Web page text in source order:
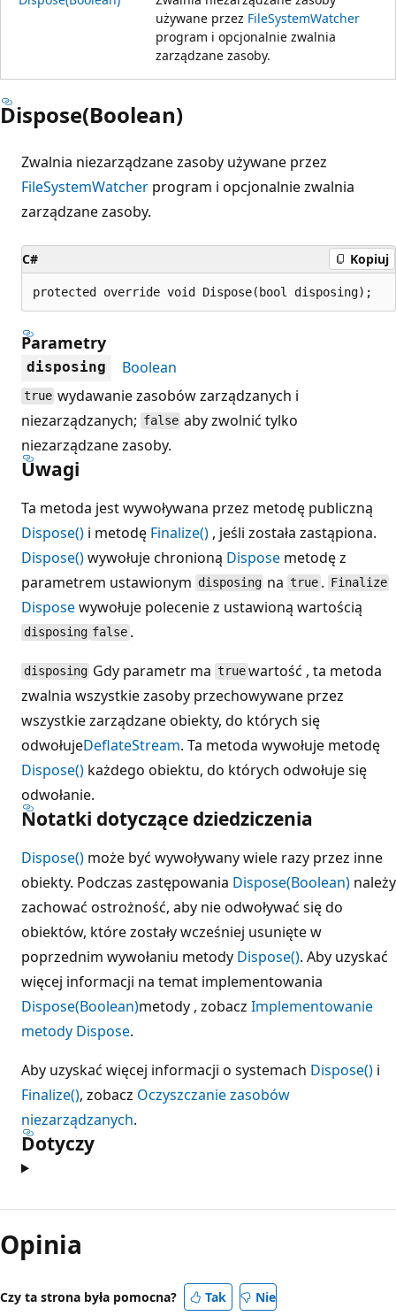
używane przez FileSystemWatcher
program i opcjonalnie zwalnia
zarządzane zasoby.
Dispose(Boolean)
Zwalnia niezarządzane zasoby używane przez
FileSystemWatcher program i opcjonalnie zwalnia
zarządzane zasoby.
C# Kopiuj
protected override void Dispose(bool disposing);
Parametry
disposing Boolean
true wydawanie zasobów zarządzanych i
niezarządzanych; false aby zwolnić tylko
niezarządzane zasoby.
Uwagi
Ta metoda jest wywoływana przez metodę publiczną
Dispose() i metodę Finalize() , jeśli została zastąpiona.
Dispose()wywołuje chronioną Dispose metodę z
parametrem ustawionym disposing natrue. Finalize
Disposewywołuje polecenie z ustawioną wartością
disposing false.
disposing Gdy parametr matruewartość , ta metoda
zwalnia wszystkie zasoby przechowywane przez
wszystkie zarządzane obiekty, do których się
odwołujeDeflateStream. Ta metoda wywołuje metodę
Dispose() każdego obiektu, do których odwołuje się
odwołanie.
Notatki dotyczące dziedziczenia
Dispose() może być wywoływany wiele razy przez inne
obiekty. Podczas zastępowania Dispose(Boolean) należy
zachować ostrożność, aby nie odwoływać się do
obiektów, które zostały wcześniej usunięte w
poprzednim wywołaniu metody Dispose(). Aby uzyskać
więcej informacji na temat implementowania
Dispose(Boolean)metody , zobacz Implementowanie
metody Dispose.
Aby uzyskać więcej informacji o systemach Dispose() i
Finalize(), zobacz Oczyszczanie zasobów
niezarządzanych.
Dotyczy
Tryb
odczytu
wyłączony
Opinia
Czy ta strona była pomocna? Tak Nie